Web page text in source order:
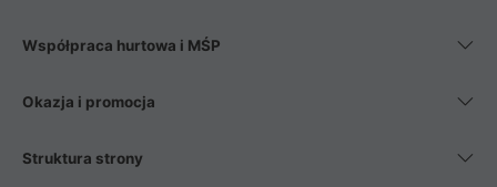
Współpraca hurtowa i MŚP
Okazja i promocja
Struktura strony